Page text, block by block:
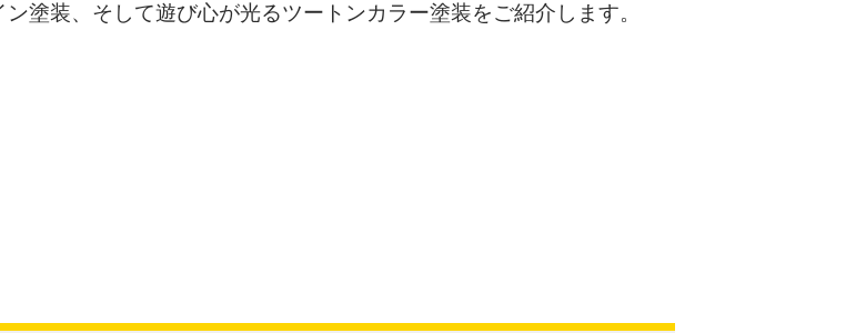
塗装、そして遊び心が光るツートンカラー塗装をご紹介します。